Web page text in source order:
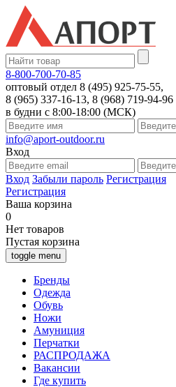
8-800-700-70-85
оптовый отдел 8 (495) 925-75-55,
8 (965) 337-16-13, 8 (968) 719-94-96
в будни с 8:00-18:00 (МСК)
info@aport-outdoor.ru
Вход
Вход Забыли пароль Регистрация
Регистрация
Ваша корзина
0
Нет товаров
Пустая корзина
toggle menu
Бренды
Одежда
Обувь
Ножи
Амуниция
Перчатки
РАСПРОДАЖА
Вакансии
Где купить